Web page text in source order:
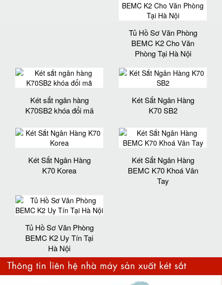
Tủ Hồ Sơ Văn Phòng
BEMC K2 Cho Văn
Phòng Tại Hà Nội
Két sắt ngân hàng
K70SB2 khóa đổi mã
Két Sắt Ngân Hàng
K70 SB2
Két Sắt Ngân Hàng
K70 Korea
Két Sắt Ngân Hàng
BEMC K70 Khoá Vân
Tay
Tủ Hồ Sơ Văn Phòng
BEMC K2 Uy Tín Tại
Hà Nội